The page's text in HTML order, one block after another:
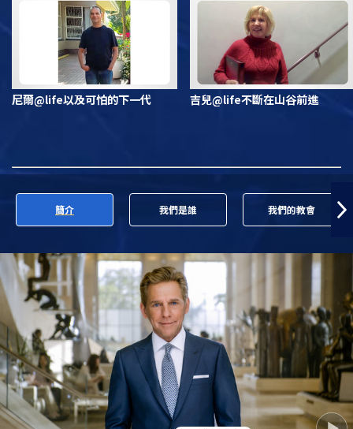
尼爾@life以及可怕的下一代 吉兒@life不斷在山谷前進
簡介 我們是誰 我們的教會